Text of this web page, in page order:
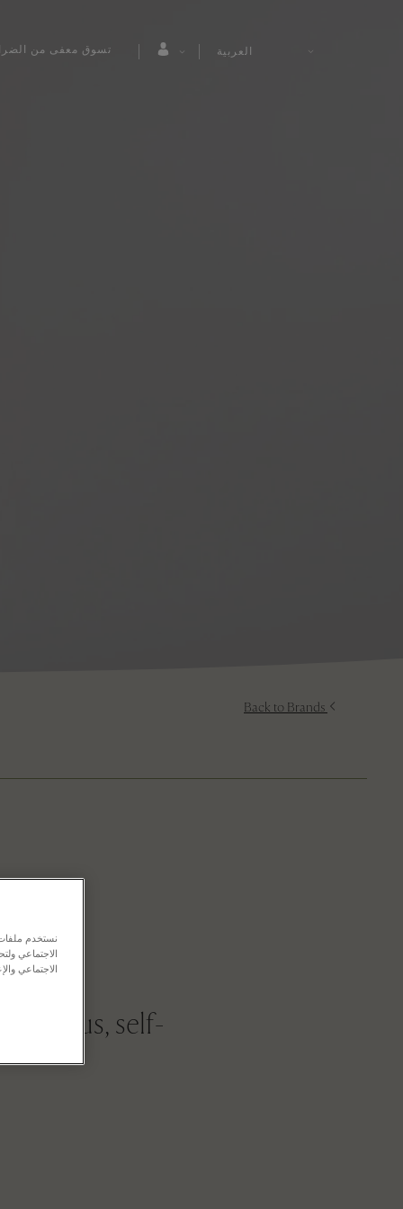
تسوق معفى من العربية
Back to Brands
curious, self-
نستخدم
الاجتماعي
الاجتماعي